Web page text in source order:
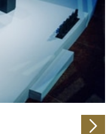
und Anzeigen zu
Medien anbieten
Website zu
zu Ihrer
Partner für
weiter. Unsere
möglicherweise mit
Nutzung der Dienste